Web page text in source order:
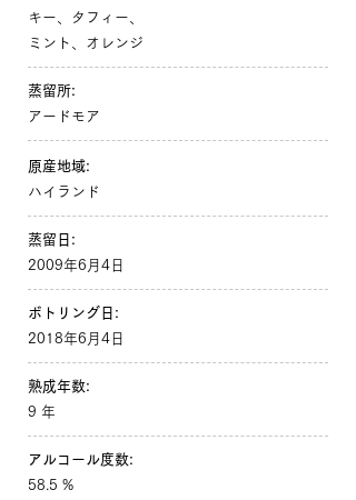
キー、タフィー、
ミント、オレンジ
蒸留所:
アードモア
原産地域:
ハイランド
蒸留日:
2009年6月4日
ボトリング日:
2018年6月4日
熟成年数:
9 年
アルコール度数:
58.5 %